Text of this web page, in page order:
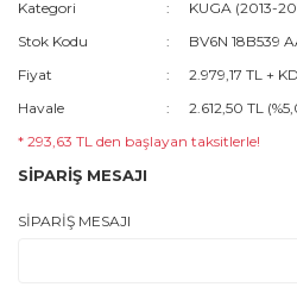
Kategori
KUGA (2013-
Stok Kodu
BV6N 18B539
Fiyat
2.979,17 TL +
Havale
2.612,50 TL
* 293,63 TL den başlayan taksitlerle!
SİPARİŞ MESAJI
SİPARİŞ MESAJI